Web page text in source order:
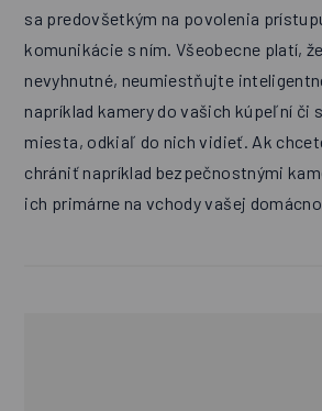
sa predovšetkým na povolenia
komunikácie s ním. Všeobecne platí,
nevyhnutné, neumiestňujte
napríklad kamery do vašich kúpeľní či
miesta, odkiaľ do nich vidieť. Ak
chrániť napríklad bezpečnostnými
ich primárne na vchody vašej